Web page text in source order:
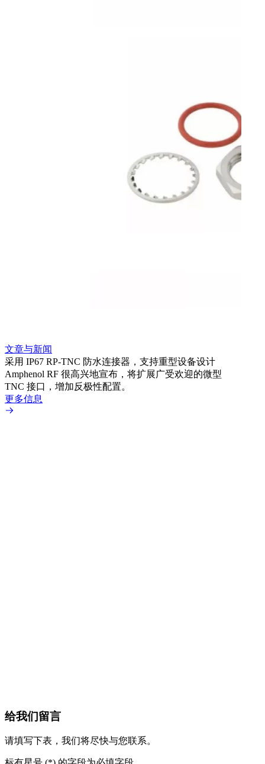
文章与新闻
采用 IP67 RP-TNC 防水连接器，支持重型设备设计
Amphenol RF 很高兴地宣布，将扩展广受欢迎的微型
TNC 接口，增加反极性配置。
更多信息
给我们留言
请填写下表，我们将尽快与您联系。